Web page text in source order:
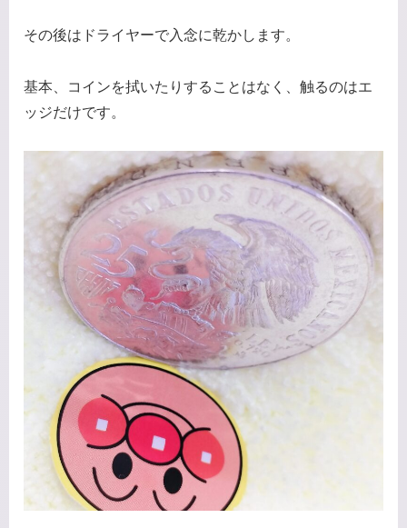
その後はドライヤーで入念に乾かします。
基本、コインを拭いたりすることはなく、触るのはエ
ッジだけです。